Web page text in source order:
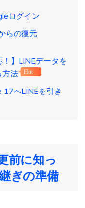
ログイン
らの復元
】LINEデータを
方法
Hot
17へLINEを引き
前に知っ
ぎの準備